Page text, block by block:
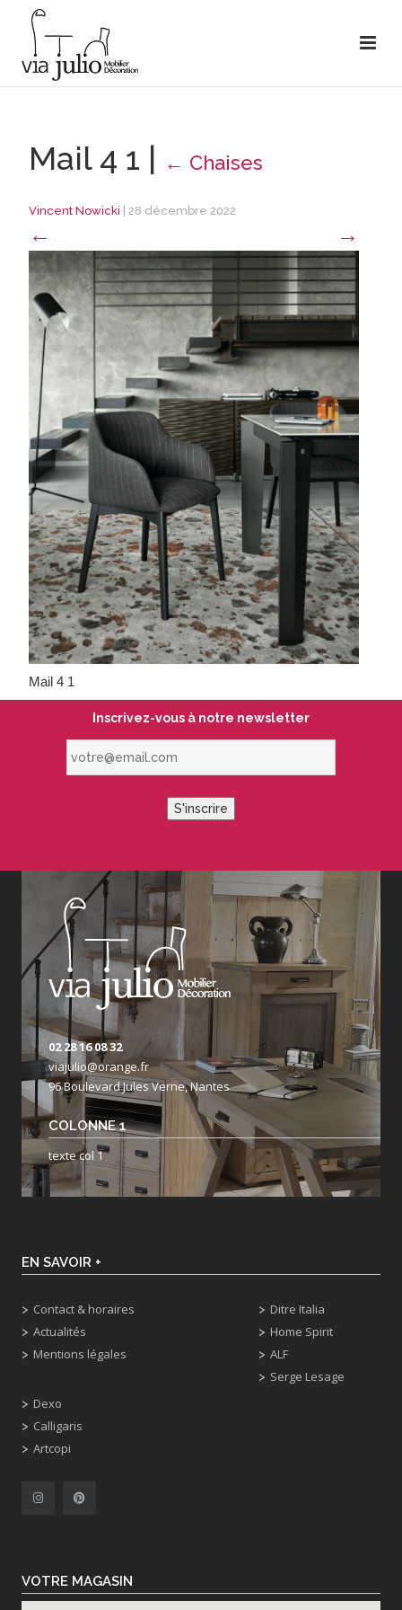
Mail 4 1 | ← Chaises
Vincent Nowicki 28 décembre 2022
← →
Mail 4 1
Inscrivez-vous à notre newsletter
S'inscrire
02 28 16 08 32
viajulio@orange.fr
96 Boulevard Jules Verne, Nantes
COLONNE 1
texte col 1
EN SAVOIR +
Contact & horaires
Actualités
Mentions légales
Dexo
Calligaris
Artcopi
Ditre Italia
Home Spirit
ALF
Serge Lesage
VOTRE MAGASIN